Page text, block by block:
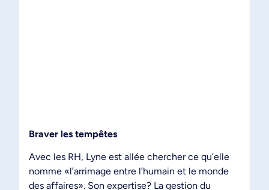
Braver les tempêtes
Avec les RH, Lyne est allée chercher ce qu’elle
nomme «l’arrimage entre l’humain et le monde
des affaires». Son expertise? La gestion du